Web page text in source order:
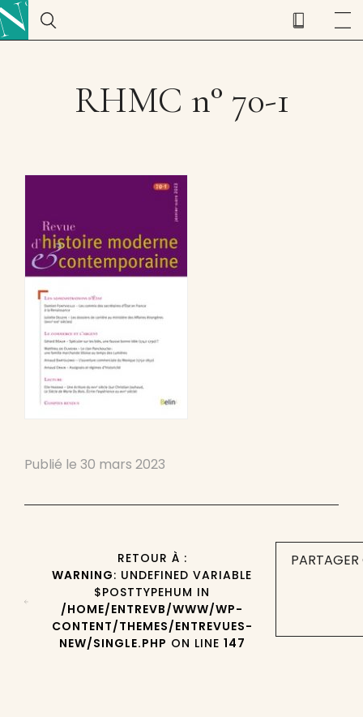
RHMC n° 70-1
Publié le 30 mars 2023
RETOUR À :
WARNING: UNDEFINED VARIABLE
$POSTTYPEHUM IN
/HOME/ENTREVB/WWW/WP-
CONTENT/THEMES/ENTREVUES-
NEW/SINGLE.PHP ON LINE 147